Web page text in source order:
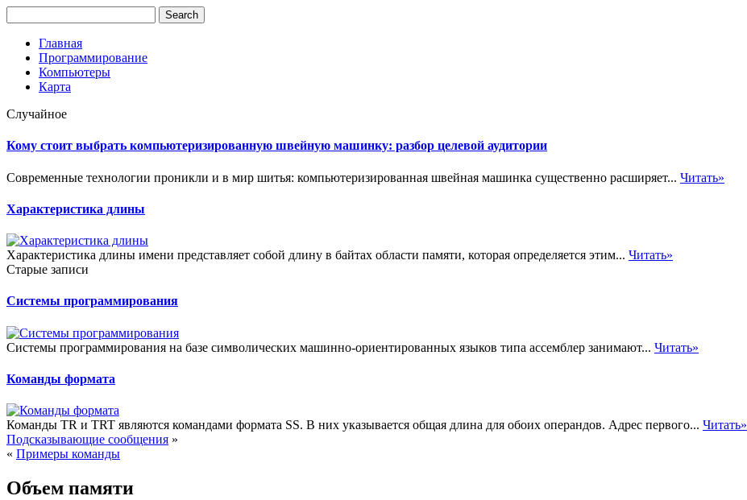
Главная
Программирование
Компьютеры
Карта
Случайное
Кому стоит выбрать компьютеризированную швейную машинку: разбор целевой аудитории
Современные технологии проникли и в мир шитья: компьютеризированная швейная машинка существенно расширяет... Читать»
Характеристика длины
Характеристика длины имени представляет собой длину в байтах области памяти, которая определяется этим... Читать»
Старые записи
Системы программирования
Системы программирования на базе символических машинно-ориентированных языков типа ассемблер занимают... Читать»
Команды формата
Команды TR и TRT являются командами формата SS. В них указывается общая длина для обоих операндов. Адрес первого... Читать»
Подсказывающие сообщения »
« Примеры команды
Объем памяти